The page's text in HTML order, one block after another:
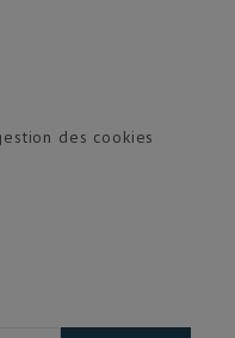
des cookies